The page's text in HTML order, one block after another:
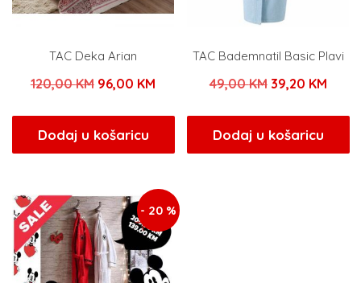
TAC Deka Arian
120,00KM Izvorna
bila
je:
96,00 KMTrenutna
96,00 KM.
Dodaj u košaricu
TAC Bademnatil Basic Plavi
49,00KM Izvorna
bila
je:
39,20 KM
Dodaj u košaricu
- 20 %